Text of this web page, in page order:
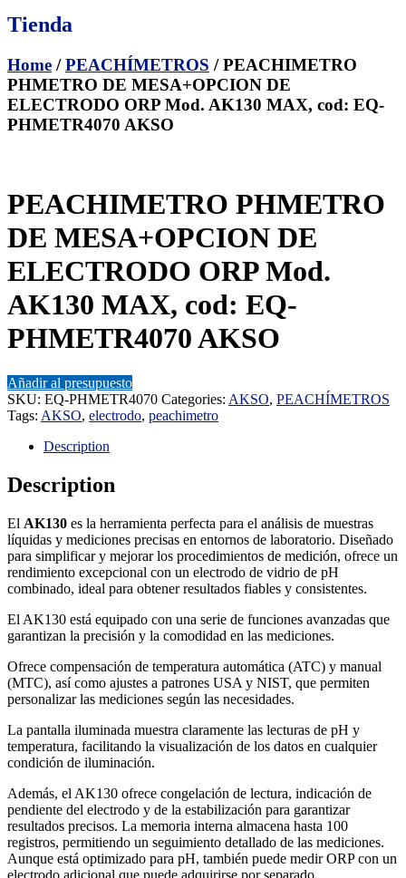
Tienda
Home /PEACHÍMETROS / PEACHIMETRO
PHMETRO DE MESA+OPCION DE
ELECTRODO ORP Mod. AK130 MAX, cod: EQ-
PHMETR4070 AKSO
PEACHIMETRO PHMETRO
DE MESA+OPCION DE
ELECTRODO ORP Mod.
AK130 MAX, cod: EQ-
PHMETR4070 AKSO
Añadir al presupuesto
SKU: EQ-PHMETR4070 Categories: AKSO, PEACHÍMETROS
Tags: AKSO, electrodo, peachimetro
Description
Description
El AK130 es la herramienta perfecta para el análisis de muestras
líquidas y mediciones precisas en entornos de laboratorio. Diseñado
para simplificar y mejorar los procedimientos de medición, ofrece un
rendimiento excepcional con un electrodo de vidrio de pH
combinado, ideal para obtener resultados fiables y consistentes.
El AK130 está equipado con una serie de funciones avanzadas que
garantizan la precisión y la comodidad en las mediciones.
Ofrece compensación de temperatura automática (ATC) y manual
(MTC), así como ajustes a patrones USA y NIST, que permiten
personalizar las mediciones según las necesidades.
La pantalla iluminada muestra claramente las lecturas de pH y
temperatura, facilitando la visualización de los datos en cualquier
condición de iluminación.
Además, el AK130 ofrece congelación de lectura, indicación de
pendiente del electrodo y de la estabilización para garantizar
resultados precisos. La memoria interna almacena hasta 100
registros, permitiendo un seguimiento detallado de las mediciones.
Aunque está optimizado para pH, también puede medir ORP con un
electrodo adicional que puede adquirirse por separado.